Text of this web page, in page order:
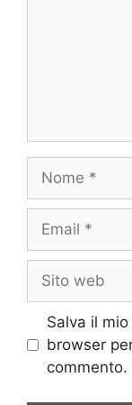
Nome
Email
Sito
web
Salva il
browser
commento.